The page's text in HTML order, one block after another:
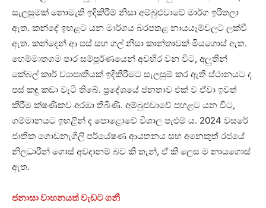
සැලසුමක් නොමැති ඉදිකිරීම් නිසා අම්බුළුවාවේ මාර්ග ඉරිතලා
ඇත. කන්දේ ඉහළට යන මාර්ගය බරපතළ නායයෑම්වලට ලක්වී
ඇත. කන්දෙන් ආ පස් සහ ගල් නිසා කාන්තාවක් මියගොස් ඇත.
හෙම්මාතගම පාර සම්පූර්ණයෙන් අවහිර වන විට, අලුතින්
කේබල් කාර් ව්‍යාපෘතියක් ඉදිකිරීමට සැලසුම් කර ඇති ස්ථානයට ද
පස් කඳු කඩා වැටී තිබේ. ප්‍රදේශයේ ජනතාව එක් ව ඒවා ඉවත්
කිරීම ක්ෂණිකව අරඹා තිබිණි. අම්බුළුවාවේ පහළට යන විට,
ගම්මානයට ඉහළින් ද පොළොවේ විශාල පැළුම් ය. 2024 වසරේ
ජාතික ගොඩනැගිලි පර්යේෂණ ආයතනය සහ අනෙකුත් රජයේ
නිලධාරීන් ගොස් අවදානම් බව කී තැන්, ඒ කී ලෙස ම නායගොස්
ඇත.
ජනාසා වාහනයත් වැඩට ගනී